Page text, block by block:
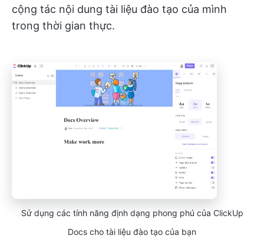
cộng tác nội dung tài liệu đào tạo của mình
trong thời gian thực.
Sử dụng các tính năng định dạng phong phú của ClickUp
Docs cho tài liệu đào tạo của bạn